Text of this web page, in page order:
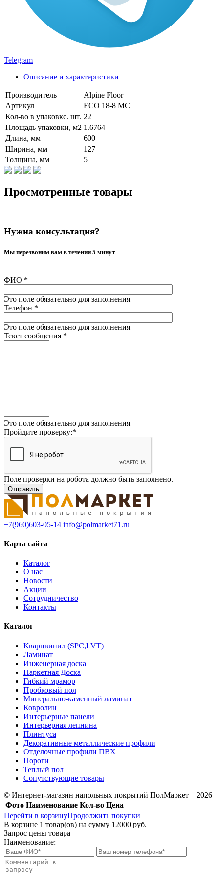
Telegram
Описание и характеристики
Производитель
Alpine Floor
Артикул
ECO 18-8 MC
Кол-во в упаковке. шт. 22
Площадь упаковки, м2 1.6764
Длина, мм
600
Ширина, мм
127
Толщина, мм
5
Просмотренные товары
Нужна консультация?
Мы перезвоним вам в течении 5 минут
ФИО *
Это поле обязательно для заполнения
Телефон *
Это поле обязательно для заполнения
Текст сообщения *
Это поле обязательно для заполнения
Пройдите проверку:*
Поле проверки на робота должно быть заполнено.
+7(960)603-05-14 info@polmarket71.ru
Карта сайта
Каталог
О нас
Новости
Акции
Сотрудничество
Контакты
Каталог
Кварцвинил (SPC,LVT)
Ламинат
Инженерная доска
Паркетная Доска
Гибкий мрамор
Пробковый пол
Минерально-каменный ламинат
Ковролин
Интерьерные панели
Интерьерная лепнина
Плинтуса
Декоративные металлические профили
Отделочные профили ПВХ
Пороги
Теплый пол
Сопутствующие товары
© Интернет-магазин напольных покрытий ПолМаркет – 2026
Фото Наименование Кол-во Цена
Перейти в корзинуПродолжить покупки
В корзине 1 товар(ов) на сумму 12000 руб.
Запрос цены товара
Наименование: